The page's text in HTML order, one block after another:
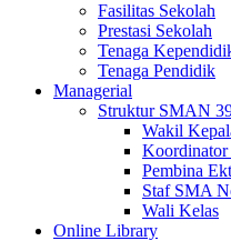
Fasilitas Sekolah
Prestasi Sekolah
Tenaga
Tenaga Pendidik
Managerial
Struktur SMAN
Wakil
Koordinator
Pembina
Staf SMA
Wali Kelas
Online Library